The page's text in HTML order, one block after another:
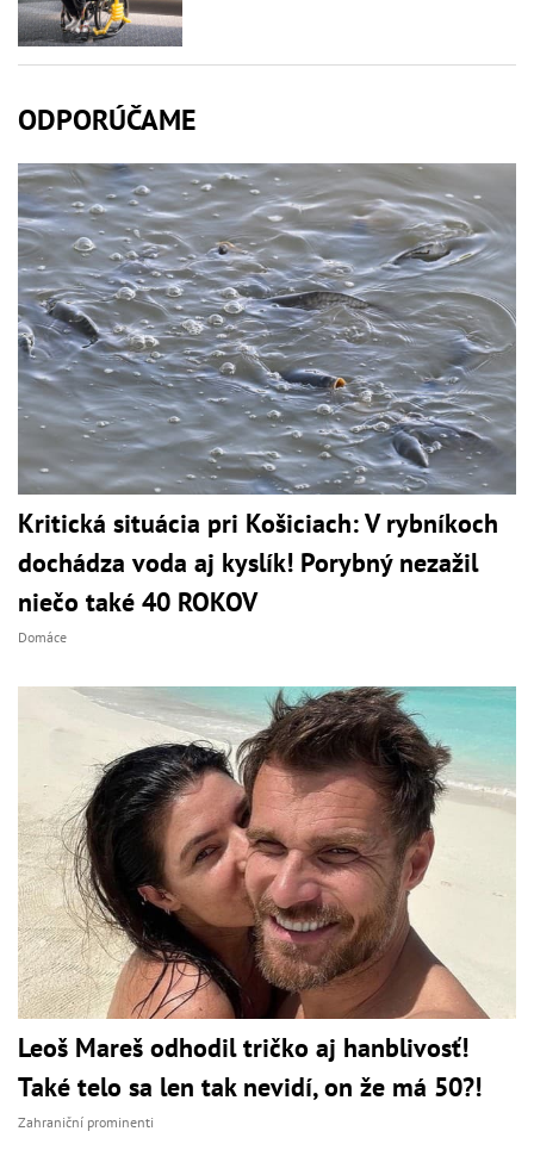
ODPORÚČAME
Kritická situácia pri Košiciach: V rybníkoch
dochádza voda aj kyslík! Porybný nezažil
niečo také 40 ROKOV
Domáce
Leoš Mareš odhodil tričko aj hanblivosť!
Také telo sa len tak nevidí, on že má 50?!
Zahraniční prominenti